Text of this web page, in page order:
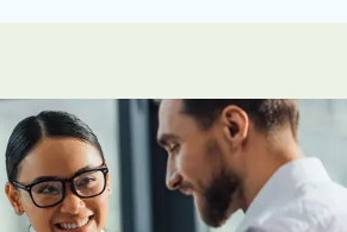
et
Pureté De L’air
Dans L’industrie